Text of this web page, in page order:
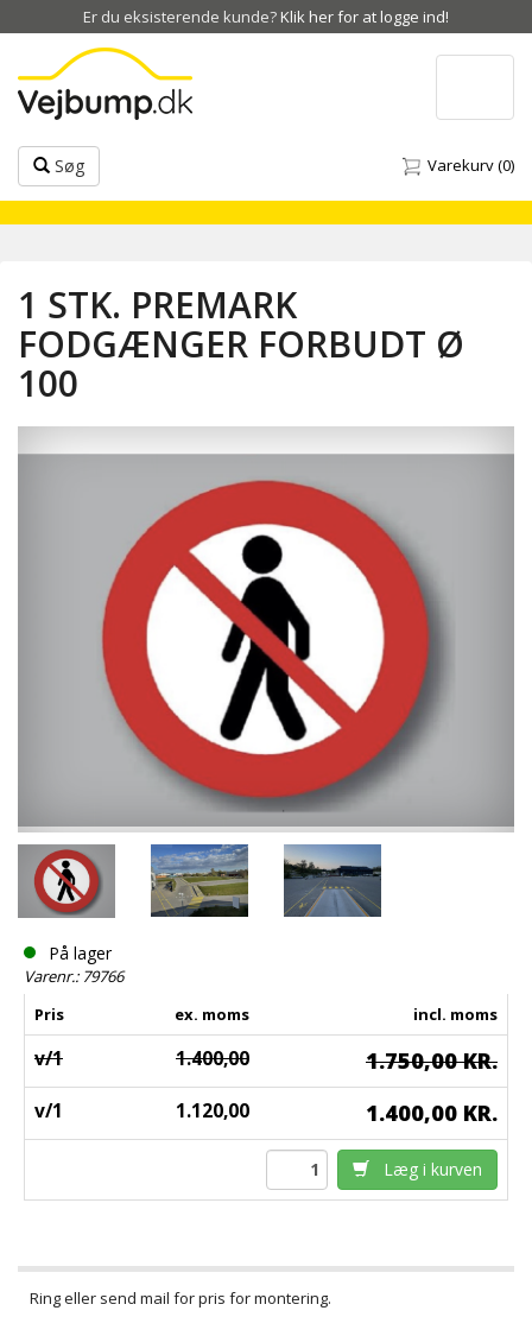
Er du eksisterende kunde?Klik her for at logge ind!
Søg Varekurv(0)
1 STK. PREMARK
FODGÆNGER FORBUDT Ø
100
På lager
Varenr.: 79766
Pris
ex. moms incl. moms
v/1 1.400,00 1.750,00 KR.
v/1 1.120,00 1.400,00 KR.
Læg i kurven
Ring eller send mail for pris for montering.